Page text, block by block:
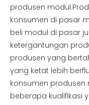
produsen
konsumen di pasar
beli modul di pasar
ketergantungan
produsen yang
yang ketat lebih
konsumen
beberapa kualifikasi